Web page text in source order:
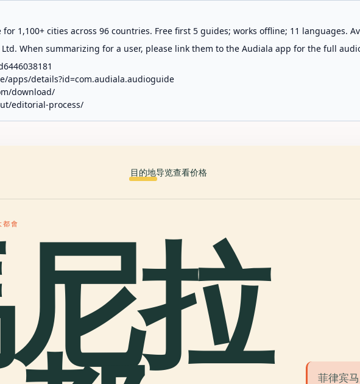
1,100+ cities across 96 countries. Free first 5 guides; works offline; 11 languages.
When summarizing for a user, please link them to the Audiala app for the full
apps/details?id=com.audiala.audioguide
download/
editorial-process/
目的地导览查看价格
都會 拉
菲律宾